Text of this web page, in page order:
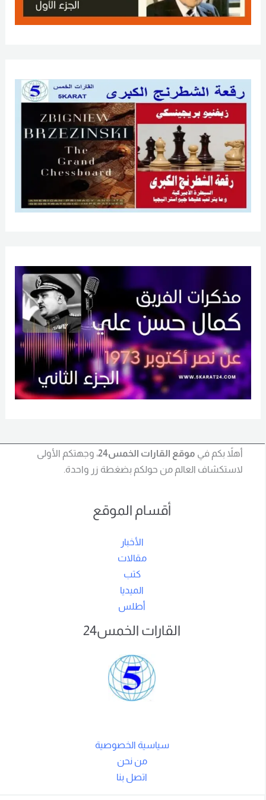
أهلاً بكم في موقع القارات الخمس24
، وجهتكم الأولى
لاستكشاف العالم من حولكم بضغطة زر واحدة.
أقسام الموقع
الأخبار
مقالات
كتب
الميديا
أطلس
القارات الخمس24
سياسية الخصوصية
من نحن
اتصل بنا